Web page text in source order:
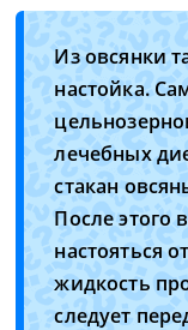
Из овсянки
настойка.
лечебных
стакан
После этого
настояться
жидкость
следует